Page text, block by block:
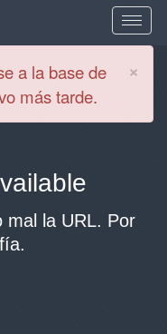
×
a la base de
más tarde.
mal la URL. Por